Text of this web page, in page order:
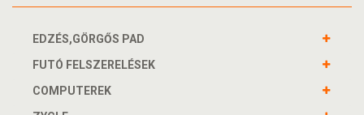
EDZÉS,GÖRGŐS PAD
FUTÓ FELSZERELÉSEK
COMPUTEREK